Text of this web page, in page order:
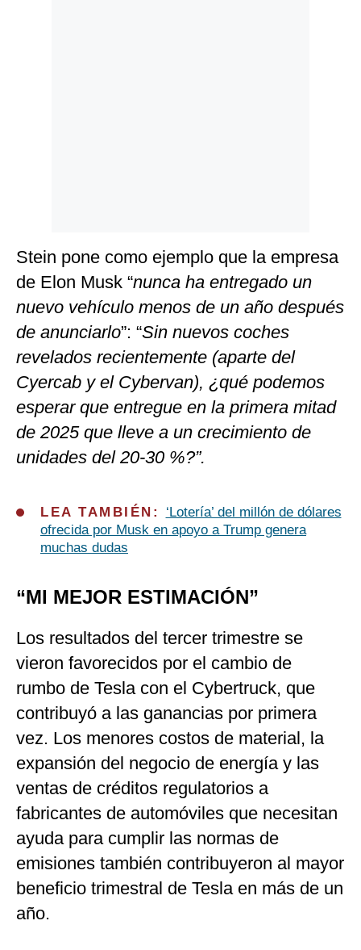
Stein pone como ejemplo que la empresa
de Elon Musk “nunca ha entregado un
nuevo vehículo menos de un año después
de anunciarlo”: “Sin nuevos coches
revelados recientemente (aparte del
Cyercab y el Cybervan), ¿qué podemos
esperar que entregue en la primera mitad
de 2025 que lleve a un crecimiento de
unidades del 20-30 %?”.
LEA TAMBIÉN: ‘Lotería’ del millón de dólares
ofrecida por Musk en apoyo a Trump genera
muchas dudas
“MI MEJOR ESTIMACIÓN”
Los resultados del tercer trimestre se
vieron favorecidos por el cambio de
rumbo de Tesla con el Cybertruck, que
contribuyó a las ganancias por primera
vez. Los menores costos de material, la
expansión del negocio de energía y las
ventas de créditos regulatorios a
fabricantes de automóviles que necesitan
ayuda para cumplir las normas de
emisiones también contribuyeron al mayor
beneficio trimestral de Tesla en más de un
año.